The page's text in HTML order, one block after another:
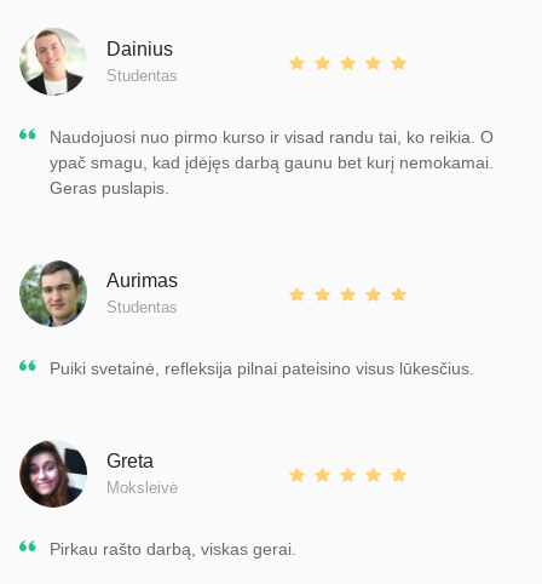
Dainius
Studentas
Naudojuosi nuo pirmo kurso ir visad randu tai, ko reikia. O
ypač smagu, kad įdėjęs darbą gaunu bet kurį nemokamai.
Geras puslapis.
Aurimas
Studentas
Puiki svetainė, refleksija pilnai pateisino visus lūkesčius.
Greta
Moksleivė
Pirkau rašto darbą, viskas gerai.